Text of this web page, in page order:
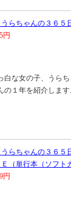
らちゃんの３６５
円
白な女の子、うら
の１年を紹介しま
らちゃんの３６５
（単行本（ソフト
円